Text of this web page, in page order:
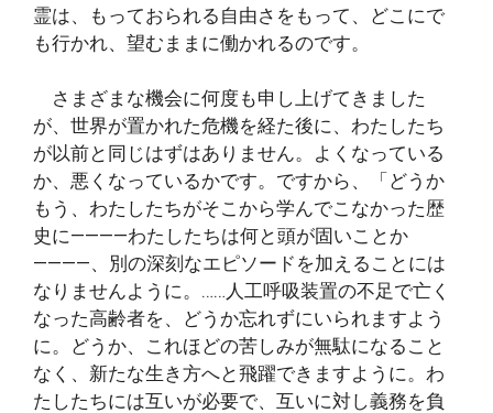
霊は、もっておられる自由さをもって、どこにで
も行かれ、望むままに働かれるのです。
さまざまな機会に何度も申し上げてきました
が、世界が置かれた危機を経た後に、わたしたち
が以前と同じはずはありません。よくなっている
か、悪くなっているかです。ですから、「どうか
もう、わたしたちがそこから学んでこなかった歴
史に————わたしたちは何と頭が固いことか
————、別の深刻なエピソードを加えることには
なりませんように。……人工呼吸装置の不足で亡く
なった高齢者を、どうか忘れずにいられますよう
に。どうか、これほどの苦しみが無駄になること
なく、新たな生き方へと飛躍できますように。わ
たしたちには互いが必要で、互いに対し義務を負